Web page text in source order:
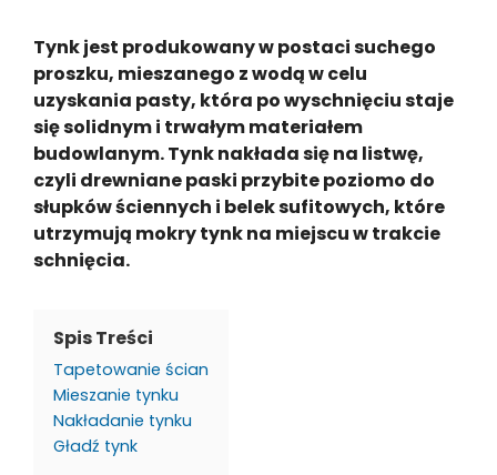
Tynk jest produkowany w postaci suchego
proszku, mieszanego z wodą w celu
uzyskania pasty, która po wyschnięciu staje
się solidnym i trwałym materiałem
budowlanym. Tynk nakłada się na listwę,
czyli drewniane paski przybite poziomo do
słupków ściennych i belek sufitowych, które
utrzymują mokry tynk na miejscu w trakcie
schnięcia.
Spis Treści
Tapetowanie ścian
Mieszanie tynku
Nakładanie tynku
Gładź tynk